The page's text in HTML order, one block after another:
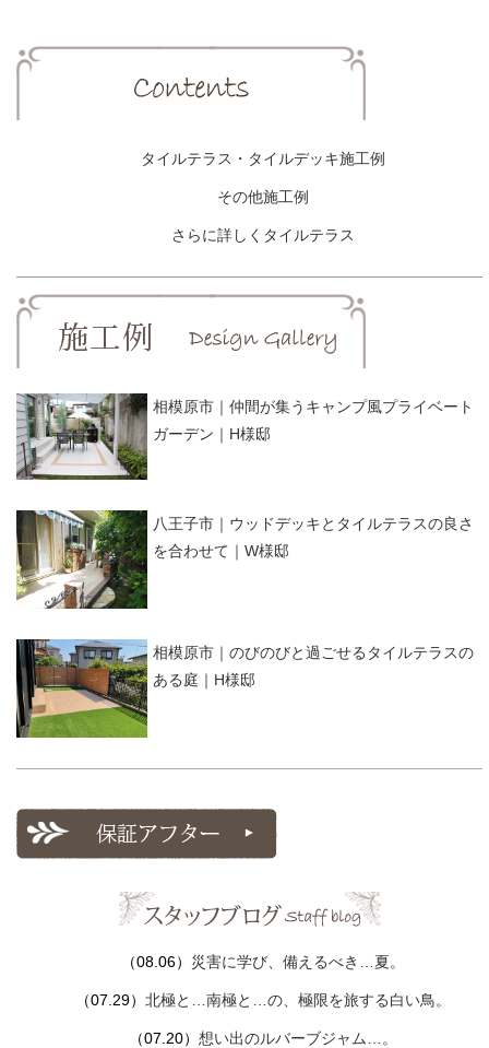
タイルテラス・タイルデッキ施工例
その他施工例
さらに詳しくタイルテラス
相模原市｜仲間が集うキャンプ風プライベート
ガーデン｜H様邸
八王子市｜ウッドデッキとタイルテラスの良さ
を合わせて｜W様邸
相模原市｜のびのびと過ごせるタイルテラスの
ある庭｜H様邸
（08.06） 災害に学び、備えるべき…夏。
（07.29） 北極と…南極と…の、極限を旅する白い鳥。
（07.20） 想い出のルバーブジャム…。